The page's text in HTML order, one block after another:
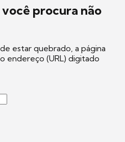
procura não
estar quebrado, a página
endereço (URL) digitado